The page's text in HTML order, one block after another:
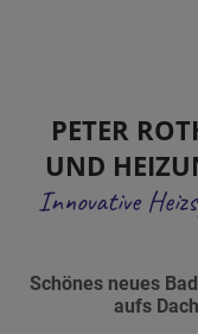
PETER
UND
Innovative
Schönes neues
aufs